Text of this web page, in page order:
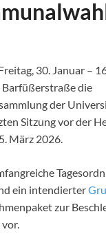
30. Januar –
Barfüßerstraße die
der
Sitzung vor der
März 2026.
ein intendierter
zur